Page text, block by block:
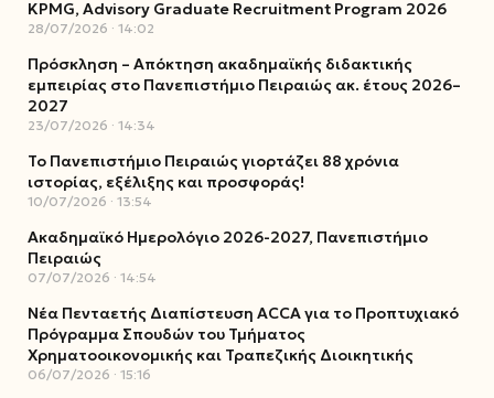
KPMG, Advisory Graduate Recruitment Program 2026
28/07/2026 14:02
Πρόσκληση – Απόκτηση ακαδημαϊκής διδακτικής
εμπειρίας στο Πανεπιστήμιο Πειραιώς ακ. έτους 2026–
2027
23/07/2026 14:34
Το Πανεπιστήμιο Πειραιώς γιορτάζει 88 χρόνια
ιστορίας, εξέλιξης και προσφοράς!
10/07/2026 13:54
Ακαδημαϊκό Ημερολόγιο 2026-2027, Πανεπιστήμιο
Πειραιώς
07/07/2026 14:54
Νέα Πενταετής Διαπίστευση ACCA για το Προπτυχιακό
Πρόγραμμα Σπουδών του Τμήματος
Χρηματοοικονομικής και Τραπεζικής Διοικητικής
06/07/2026 15:16